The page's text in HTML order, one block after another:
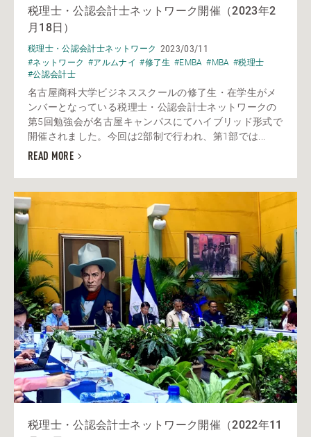
税理士・公認会計士ネットワーク開催（2023年2
月18日）
税理士・公認会計士ネットワーク 2023/03/11
#ネットワーク #アルムナイ #修了生 #EMBA #MBA #税理士
#公認会計士
名古屋商科大学ビジネススクールの修了生・在学生がメ
ンバーとなっている税理士・公認会計士ネットワークの
第5回勉強会が名古屋キャンパスにてハイブリッド形式で
開催されました。今回は2部制で行われ、第1部では...
READ MORE
税理士・公認会計士ネットワーク開催（2022年11